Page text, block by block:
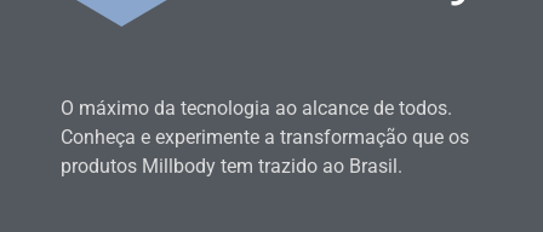
O máximo da tecnologia ao alcance de todos.
Conheça e experimente a transformação que os
produtos Millbody tem trazido ao Brasil.